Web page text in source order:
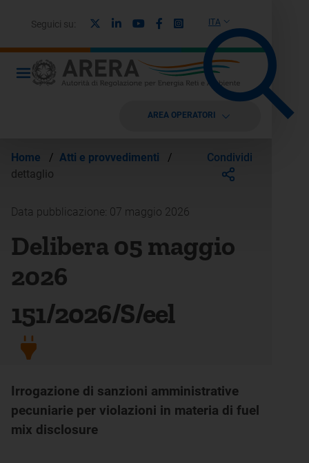
ITA
Seguici su: LinkedinYoutubeFacebook
Instagram
AREA OPERATORI
Home / Atti e provvedimenti
/
dettaglio
Condividi
Data pubblicazione: 07 maggio 2026
Delibera 05 maggio
2026
151/2026/S/eel
Irrogazione di sanzioni amministrative
pecuniarie per violazioni in materia di fuel
mix disclosure